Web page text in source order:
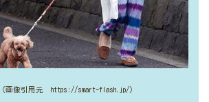
（画像引用元 https://smart-flash.jp/）